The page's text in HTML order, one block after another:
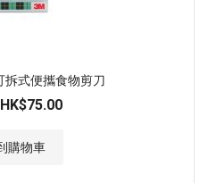
拆式便攜食物剪刀
HK$75.00
購物車